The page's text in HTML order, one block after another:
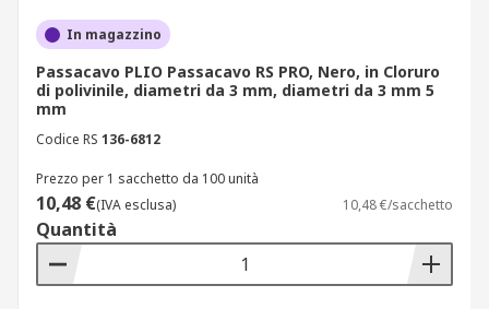
In magazzino
Passacavo PLIO Passacavo RS PRO, Nero, in Cloruro
di polivinile, diametri da 3 mm, diametri da 3 mm 5
mm
Codice RS 136-6812
Prezzo per 1 sacchetto da 100 unità
10,48 €(IVA esclusa) 10,48 €/sacchetto
Quantità